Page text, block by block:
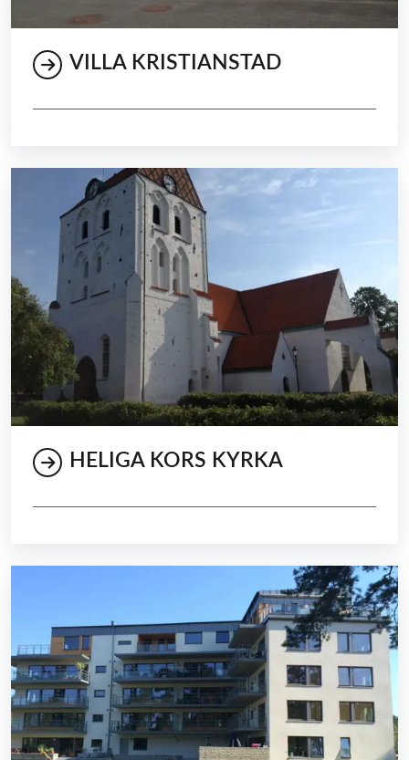
VILLA KRISTIANSTAD
HELIGA KORS KYRKA